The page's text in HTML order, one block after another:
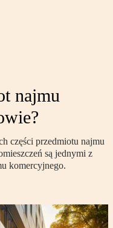
najmu
części przedmiotu najmu
są jednymi z
komercyjnego.